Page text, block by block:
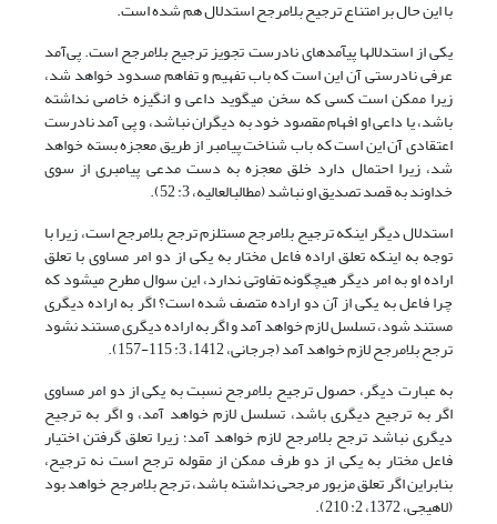
با این حال بر امتناع ترجیح بلامرجح استدلال هم شده است.
یکی از استدلال‎ها پی‎آمدهای نادرست تجویز ترجیح بلامرجح است. پی‌آمد
عرفی نادرستی آن این است که باب تفهیم و تفاهم مسدود خواهد شد،
زیرا ممکن است کسی که سخن می‎گوید داعی و انگیزه خاصی نداشته
باشد، یا داعی او افهام مقصود خود به دیگران نباشد، و پی آمد نادرست
اعتقادی آن این است که باب شناخت پیامبر از طریق معجزه بسته خواهد
شد، زیرا احتمال دارد خلق معجزه به دست مدعی پیامبری از سوی
خداوند به قصد تصدیق او نباشد (مطالب‏العالیه، 3: 52).
استدلال دیگر این‎که ترجیح بلامرجح مستلزم ترجح بلامرجح است، زیرا با
توجه به این‎که تعلق اراده فاعل مختار به یکی از دو امر مساوی با تعلق
اراده او به امر دیگر هیچ‎گونه تفاوتی ندارد، این سوال مطرح می‎شود که
چرا فاعل به یکی از آن دو اراده متصف شده است؟ اگر به اراده دیگری
مستند شود، تسلسل لازم خواهد آمد و اگر به اراده دیگری مستند نشود
ترجح بلامرجح لازم خواهد آمد (جرجانی، 1412، 3: 115-157).
به عبارت دیگر، حصول ترجیح بلامرجح نسبت به یکی از دو امر مساوی
اگر به ترجیح دیگری باشد، تسلسل لازم خواهد آمد، و اگر به ترجیح
دیگری نباشد ترجح بلامرجح لازم خواهد آمد؛ زیرا تعلق گرفتن اختیار
فاعل مختار به یکی از دو طرف ممکن از مقوله ترجح است نه ترجیح،
بنابراین اگر تعلق مزبور مرجحی نداشته باشد، ترجح بلامرجح خواهد بود
(لاهیجی، 1372، 2: 210).